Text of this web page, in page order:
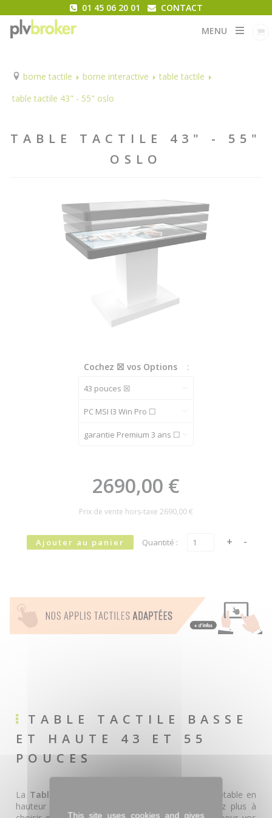
MENU
borne tactile borne interactive
table tactile
table tactile 43" - 55" oslo
01 45 06 20 01 CONTACT
TABLE TACTILE 43" - 55"
OSLO
Cochez ☒ vos Options :
2690,00 €
Prix de vente hors-taxe 2690,00 €
Quantité :
TABLE TACTILE BASSE
ET HAUTE 43 ET 55
POUCES
La Table Tactile 43 et 55 pouces
Oslo est adaptable en
hauteur selon le contexte. Désormais vous n’avez plus à
This site uses cookies and gives